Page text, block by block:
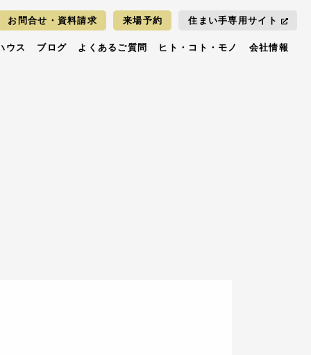
お問合せ・資料請求 来場予約 住まい手専用サイト
ウス ブログ よくあるご質問 ヒト・コト・モノ 会社情報